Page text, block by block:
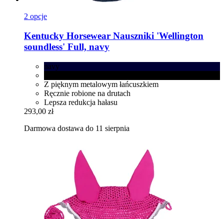
2 opcje
Kentucky Horsewear Nauszniki 'Wellington
soundless' Full, navy
navy
Z pięknym metalowym łańcuszkiem
Ręcznie robione na drutach
Lepsza redukcja hałasu
293,00 zł
Darmowa dostawa do 11 sierpnia